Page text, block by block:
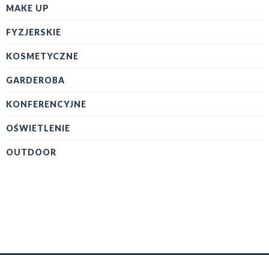
MAKE UP
FYZJERSKIE
KOSMETYCZNE
GARDEROBA
KONFERENCYJNE
OŚWIETLENIE
OUTDOOR